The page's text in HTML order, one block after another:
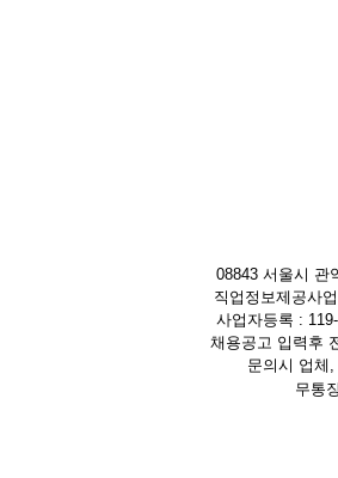
08843 서울시 관
직업정보제공사
사업자등록 :
채용공고 입력후
문의시 업체
무통